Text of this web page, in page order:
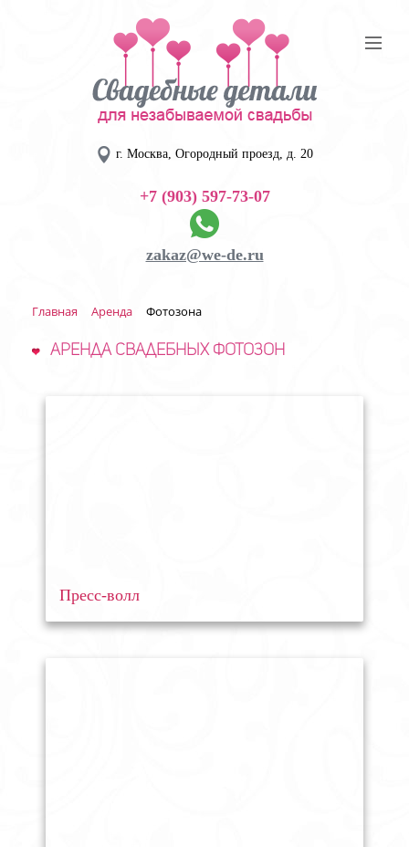
г. Москва, Огородный проезд, д. 20
+7 (903) 597-73-07
zakaz@we-de.ru
Главная Аренда Фотозона
Аренда свадебных фотозон
Пресс-волл